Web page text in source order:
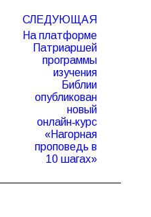
СЛЕДУЮЩАЯ
Следующая
На платформе
Патриаршей
программы
изучения
Библии
опубликован
новый
онлайн‑курс
«Нагорная
проповедь в
10 шагах»